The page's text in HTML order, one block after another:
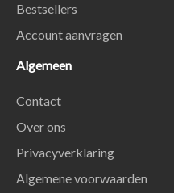
Bestsellers
Account aanvragen
Algemeen
Contact
Over ons
Privacyverklaring
Algemene voorwaarden